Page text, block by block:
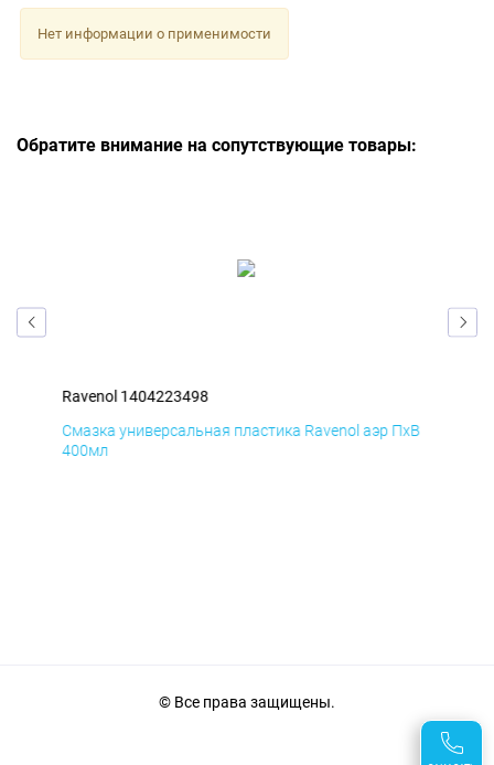
Нет информации о применимости
Обратите внимание на сопутствующие товары:
Ravenol 1404223498
Смазка универсальная пластика Ravenol аэр ПхВ
400мл
© Все права защищены.